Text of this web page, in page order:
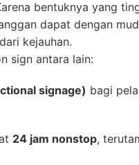
bentuknya yang
dapat dengan
kejauhan.
sign antara lain:
signage) bagi
24 jam nonstop,